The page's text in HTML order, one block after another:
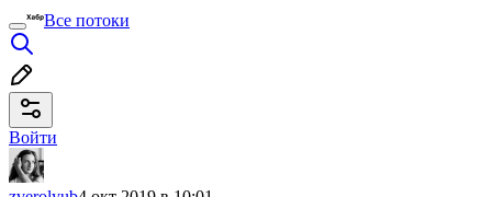
Все потоки
Войти